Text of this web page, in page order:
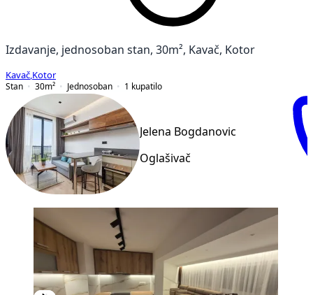
Izdavanje, jednosoban stan, 30m², Kavač, Kotor
Kavač Kotor
Stan
30m² Jednosoban 1 kupatilo
Jelena Bogdanovic
Oglašivač